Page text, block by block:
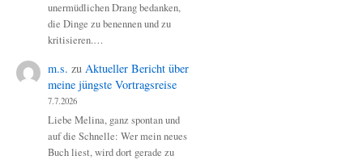
unermüdlichen Drang bedanken,
die Dinge zu benennen und zu
kritisieren.…
m.s. zu Aktueller Bericht über
meine jüngste Vortragsreise
7.7.2026
Liebe Melina, ganz spontan und
auf die Schnelle: Wer mein neues
Buch liest, wird dort gerade zu